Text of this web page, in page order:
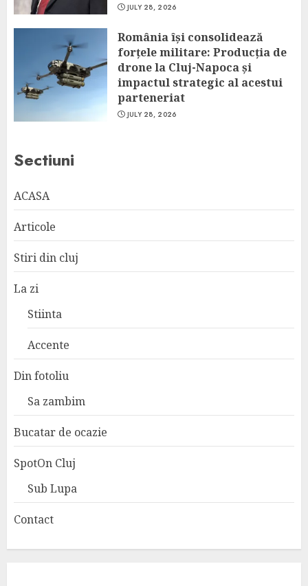
JULY 28, 2026
România își consolidează
forțele militare: Producția de
drone la Cluj-Napoca și
impactul strategic al acestui
parteneriat
JULY 28, 2026
Sectiuni
ACASA
Articole
Stiri din cluj
La zi
Stiinta
Accente
Din fotoliu
Sa zambim
Bucatar de ocazie
SpotOn Cluj
Sub Lupa
Contact